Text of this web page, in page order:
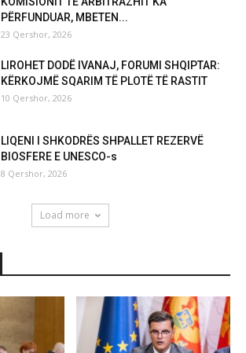
PËRFUNDUAR, MBETEN...
23 Qershor, 2026
LIROHET DODË IVANAJ, FORUMI SHQIPTAR:
KËRKOJMË SQARIM TË PLOTË TË RASTIT
10 Qershor, 2026
LIQENI I SHKODRËS SHPALLET REZERVË
BIOSFERE E UNESCO-s
8 Qershor, 2026
Load more